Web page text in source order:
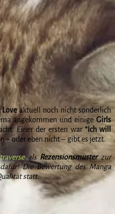
Loveaktuell noch nicht sonderlich
angekommen und einigeGirls
Einer der ersten war “Ich will
– oder eben nicht – gibt es jetzt.
alsRezensionsmusterzur
Die Bewertung des Manga
statt.